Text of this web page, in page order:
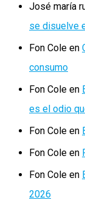
José maría
se disuelve
Fon Cole en
consumo
Fon Cole en
es el odio
Fon Cole en
Fon Cole en
Fon Cole en
2026